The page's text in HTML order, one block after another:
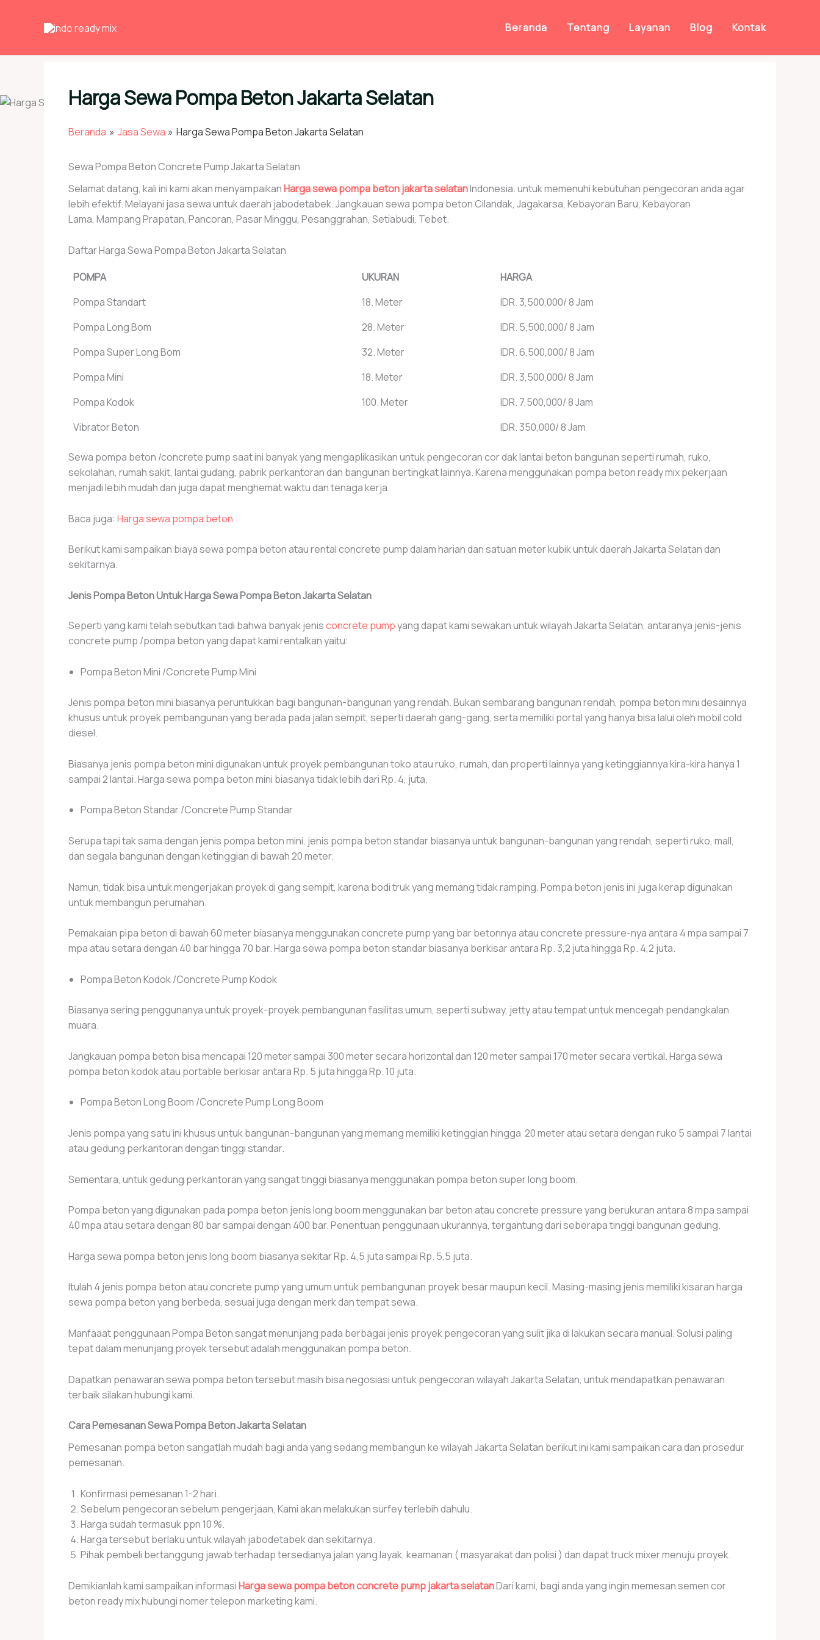
Beranda Tentang Layanan Blog Kontak
Harga Sewa Pompa Beton Jakarta Selatan
Beranda Jasa Sewa Harga Sewa Pompa Beton Jakarta Selatan
Sewa Pompa Beton Concrete Pump Jakarta Selatan
Selamat datang, kali ini kami akan menyampaikanHarga sewa pompa beton jakarta selatanIndonesia. untuk memenuhi kebutuhan pengecoran anda agar
lebih efektif. Melayani jasa sewa untuk daerah jabodetabek. Jangkauan sewa pompa beton Cilandak, Jagakarsa, Kebayoran Baru, Kebayoran
Lama, Mampang Prapatan, Pancoran, Pasar Minggu, Pesanggrahan, Setiabudi, Tebet.
Daftar Harga Sewa Pompa Beton Jakarta Selatan
POMPA UKURAN
HARGA
Pompa Standart
18. Meter
IDR. 3,500,000/ 8 Jam
Pompa Long Bom
28. Meter
IDR. 5,500,000/ 8 Jam
Pompa Super Long Bom
32. Meter
IDR. 6,500,000/ 8 Jam
Pompa Mini
18. Meter
IDR. 3,500,000/ 8 Jam
Pompa Kodok
100. Meter
IDR. 7,500,000/ 8 Jam
Vibrator Beton
IDR. 350,000/ 8 Jam
Sewa pompa beton /concrete pump saat ini banyak yang mengaplikasikan untuk pengecoran cor dak lantai beton bangunan seperti rumah, ruko,
sekolahan, rumah sakit, lantai gudang, pabrik perkantoran dan bangunan bertingkat lainnya. Karena menggunakan pompa beton ready mix pekerjaan
menjadi lebih mudah dan juga dapat menghemat waktu dan tenaga kerja.
Baca juga: Harga sewa pompa beton
Berikut kami sampaikan biaya sewa pompa beton atau rental concrete pump dalam harian dan satuan meter kubik untuk daerah Jakarta Selatan dan
sekitarnya.
Jenis Pompa Beton Untuk Harga Sewa Pompa Beton Jakarta Selatan
Seperti yang kami telah sebutkan tadi bahwa banyak jenisconcrete pumpyang dapat kami sewakan untuk wilayah Jakarta Selatan, antaranya jenis-jenis
concrete pump /pompa beton yang dapat kami rentalkan yaitu:
Pompa Beton Mini /Concrete Pump Mini
Jenis pompa beton mini biasanya peruntukkan bagi bangunan-bangunan yang rendah. Bukan sembarang bangunan rendah, pompa beton mini desainnya
khusus untuk proyek pembangunan yang berada pada jalan sempit, seperti daerah gang-gang, serta memiliki portal yang hanya bisa lalui oleh mobil cold
diesel.
Biasanya jenis pompa beton mini digunakan untuk proyek pembangunan toko atau ruko, rumah, dan properti lainnya yang ketinggiannya kira-kira hanya 1
sampai 2 lantai. Harga sewa pompa beton mini biasanya tidak lebih dari Rp. 4, juta.
Pompa Beton Standar /Concrete Pump Standar
Serupa tapi tak sama dengan jenis pompa beton mini, jenis pompa beton standar biasanya untuk bangunan-bangunan yang rendah, seperti ruko, mall,
dan segala bangunan dengan ketinggian di bawah 20 meter.
Namun, tidak bisa untuk mengerjakan proyek di gang sempit, karena bodi truk yang memang tidak ramping. Pompa beton jenis ini juga kerap digunakan
untuk membangun perumahan.
Pemakaian pipa beton di bawah 60 meter biasanya menggunakan concrete pump yang bar betonnya atau concrete pressure-nya antara 4 mpa sampai 7
mpa atau setara dengan 40 bar hingga 70 bar. Harga sewa pompa beton standar biasanya berkisar antara Rp. 3,2 juta hingga Rp. 4,2 juta.
Pompa Beton Kodok /Concrete Pump Kodok
Biasanya sering penggunanya untuk proyek-proyek pembangunan fasilitas umum, seperti subway, jetty atau tempat untuk mencegah pendangkalan
muara.
Jangkauan pompa beton bisa mencapai 120 meter sampai 300 meter secara horizontal dan 120 meter sampai 170 meter secara vertikal. Harga sewa
pompa beton kodok atau portable berkisar antara Rp. 5 juta hingga Rp. 10 juta.
Pompa Beton Long Boom /Concrete Pump Long Boom
Jenis pompa yang satu ini khusus untuk bangunan-bangunan yang memang memiliki ketinggian hingga 20 meter atau setara dengan ruko 5 sampai 7 lantai
atau gedung perkantoran dengan tinggi standar.
Sementara, untuk gedung perkantoran yang sangat tinggi biasanya menggunakan pompa beton super long boom.
Pompa beton yang digunakan pada pompa beton jenis long boom menggunakan bar beton atau concrete pressure yang berukuran antara 8 mpa sampai
40 mpa atau setara dengan 80 bar sampai dengan 400 bar. Penentuan penggunaan ukurannya, tergantung dari seberapa tinggi bangunan gedung.
Harga sewa pompa beton jenis long boom biasanya sekitar Rp. 4,5 juta sampai Rp. 5,5 juta.
Itulah 4 jenis pompa beton atau concrete pump yang umum untuk pembangunan proyek besar maupun kecil. Masing-masing jenis memiliki kisaran harga
sewa pompa beton yang berbeda, sesuai juga dengan merk dan tempat sewa.
Manfaaat penggunaan Pompa Beton sangat menunjang pada berbagai jenis proyek pengecoran yang sulit jika di lakukan secara manual. Solusi paling
tepat dalam menunjang proyek tersebut adalah menggunakan pompa beton.
Dapatkan penawaran sewa pompa beton tersebut masih bisa negosiasi untuk pengecoran wilayah Jakarta Selatan, untuk mendapatkan penawaran
terbaik silakan hubungi kami.
Cara Pemesanan Sewa Pompa Beton Jakarta Selatan
Pemesanan pompa beton sangatlah mudah bagi anda yang sedang membangun ke wilayah Jakarta Selatan berikut ini kami sampaikan cara dan prosedur
pemesanan.
Konfirmasi pemesanan 1-2 hari.
Sebelum pengecoran sebelum pengerjaan, Kami akan melakukan surfey terlebih dahulu.
Harga sudah termasuk ppn 10 %.
Harga tersebut berlaku untuk wilayah jabodetabek dan sekitarnya.
Pihak pembeli bertanggung jawab terhadap tersedianya jalan yang layak, keamanan ( masyarakat dan polisi ) dan dapat truck mixer menuju proyek.
Demikianlah kami sampaikan informasiHarga sewa pompa beton concrete pump jakarta selatanDari kami, bagi anda yang ingin memesan semen cor
beton ready mix hubungi nomer telepon marketing kami.